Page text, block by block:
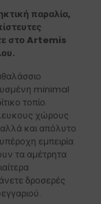
παραλία,
στο Artemis
minimal
τοπίο.
χώρους
και απόλυτο
εμπειρία
τα αμέτρητα
δροσερές